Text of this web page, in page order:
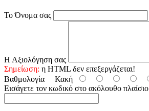
Το Όνομα σας
Η Αξιολόγηση σας
Σημείωση: η HTML δεν επεξεργάζεται!
Βαθμολογία Κακή
Εισάγετε τον κωδικό στο ακόλουθο πλαίσιο